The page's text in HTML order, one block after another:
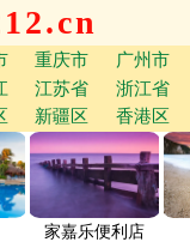
重庆市 广州市
江苏省 浙江省
新疆区 香港区
家嘉乐便利店